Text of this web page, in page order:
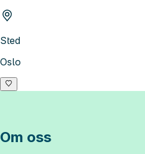
Sted
Oslo
Om oss